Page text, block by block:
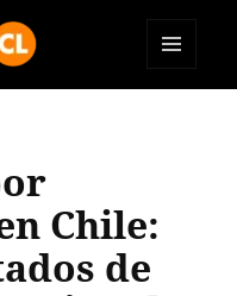
Chile:
de